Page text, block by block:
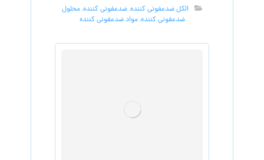
الکل ضدعفونی کننده,ضدعفونی کننده,محلول
ضدعفونی کننده,مواد ضدعفونی کننده